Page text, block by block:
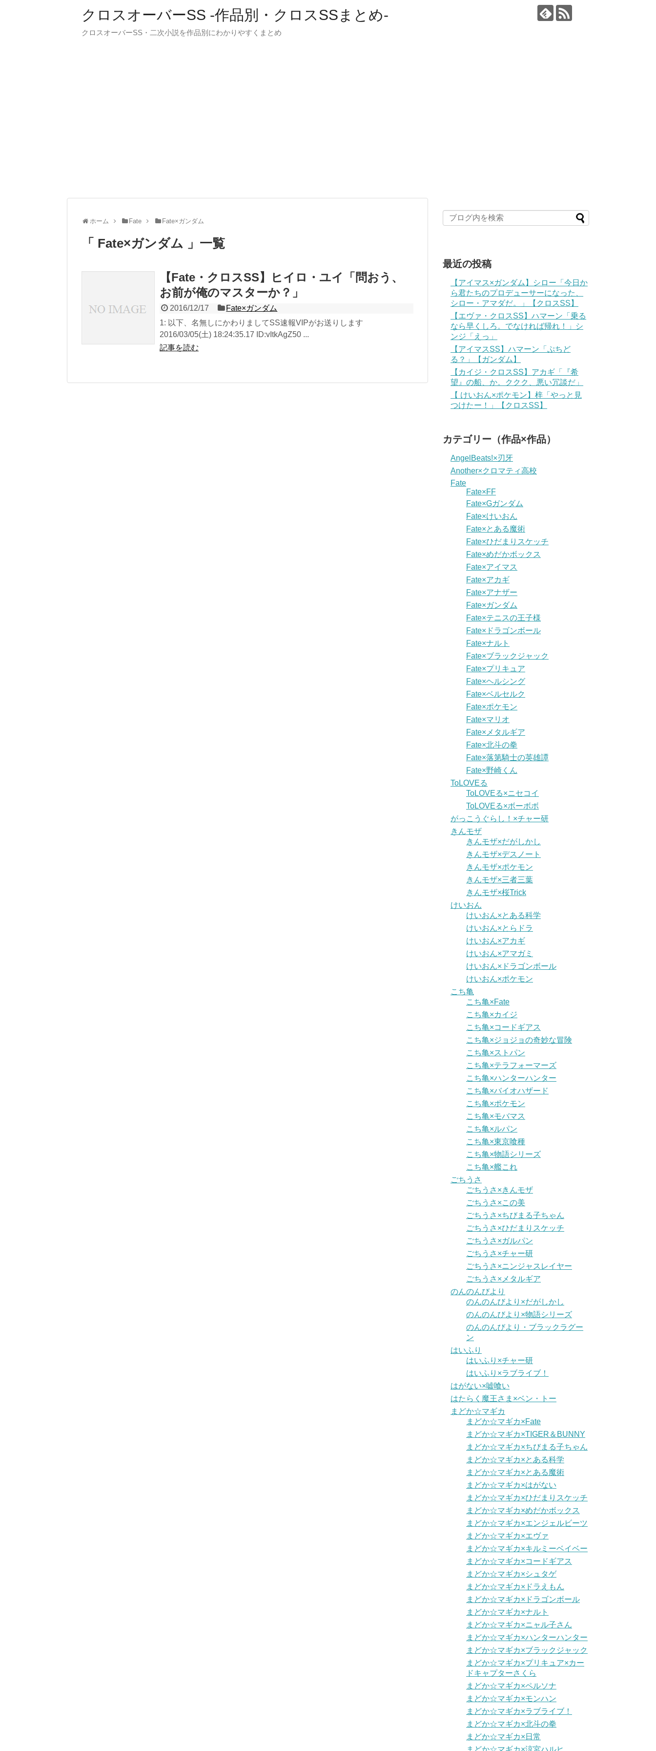
クロスオーバーSS -作品別・クロスSSまとめ-
クロスオーバーSS・二次小説を作品別にわかりやすくまとめ
ホーム Fate Fate×ガンダム
「 Fate×ガンダム 」一覧
【Fate・クロスSS】ヒイロ・ユイ「問おう、
お前が俺のマスターか？」
2016/12/17
Fate×ガンダム
1: 以下、名無しにかわりましてSS速報VIPがお送りします
2016/03/05(土) 18:24:35.17 ID:vItkAgZ50 ...
記事を読む
最近の投稿
【アイマス×ガンダム】シロー「今日か
ら君たちのプロデューサーになった、
シロー・アマダだ。」【クロスSS】
【エヴァ・クロスSS】ハマーン「乗る
なら早くしろ。でなければ帰れ！」シ
ンジ「えっ」
【アイマスSS】ハマーン「ぷちど
る？」【ガンダム】
【カイジ・クロスSS】アカギ「『希
望』の船、か。ククク、悪い冗談だ」
【 けいおん×ポケモン】梓「やっと見
つけたー！」【クロスSS】
カテゴリー（作品×作品）
AngelBeats!×刃牙
Another×クロマティ高校
Fate
Fate×FF
Fate×Gガンダム
Fate×けいおん
Fate×とある魔術
Fate×ひだまりスケッチ
Fate×めだかボックス
Fate×アイマス
Fate×アカギ
Fate×アナザー
Fate×ガンダム
Fate×テニスの王子様
Fate×ドラゴンボール
Fate×ナルト
Fate×ブラックジャック
Fate×プリキュア
Fate×ヘルシング
Fate×ベルセルク
Fate×ポケモン
Fate×マリオ
Fate×メタルギア
Fate×北斗の拳
Fate×落第騎士の英雄譚
Fate×野崎くん
ToLOVEる
ToLOVEる×ニセコイ
ToLOVEる×ボーボボ
がっこうぐらし！×チャー研
きんモザ
きんモザ×だがしかし
きんモザ×デスノート
きんモザ×ポケモン
きんモザ×三者三葉
きんモザ×桜Trick
けいおん
けいおん×とある科学
けいおん×とらドラ
けいおん×アカギ
けいおん×アマガミ
けいおん×ドラゴンボール
けいおん×ポケモン
こち亀
こち亀×Fate
こち亀×カイジ
こち亀×コードギアス
こち亀×ジョジョの奇妙な冒険
こち亀×ストパン
こち亀×テラフォーマーズ
こち亀×ハンターハンター
こち亀×バイオハザード
こち亀×ポケモン
こち亀×モバマス
こち亀×ルパン
こち亀×東京喰種
こち亀×物語シリーズ
こち亀×艦これ
ごちうさ
ごちうさ×きんモザ
ごちうさ×この美
ごちうさ×ちびまる子ちゃん
ごちうさ×ひだまりスケッチ
ごちうさ×ガルパン
ごちうさ×チャー研
ごちうさ×ニンジャスレイヤー
ごちうさ×メタルギア
のんのんびより
のんのんびより×だがしかし
のんのんびより×物語シリーズ
のんのんびより・ブラックラグー
ン
はいふり
はいふり×チャー研
はいふり×ラブライブ！
はがない×嘘喰い
はたらく魔王さま×ベン・トー
まどか☆マギカ
まどか☆マギカ×Fate
まどか☆マギカ×TIGER＆BUNNY
まどか☆マギカ×ちびまる子ちゃん
まどか☆マギカ×とある科学
まどか☆マギカ×とある魔術
まどか☆マギカ×はがない
まどか☆マギカ×ひだまりスケッチ
まどか☆マギカ×めだかボックス
まどか☆マギカ×エンジェルビーツ
まどか☆マギカ×エヴァ
まどか☆マギカ×キルミーベイベー
まどか☆マギカ×コードギアス
まどか☆マギカ×シュタゲ
まどか☆マギカ×ドラえもん
まどか☆マギカ×ドラゴンボール
まどか☆マギカ×ナルト
まどか☆マギカ×ニャル子さん
まどか☆マギカ×ハンターハンター
まどか☆マギカ×ブラックジャック
まどか☆マギカ×プリキュア×カー
ドキャプターさくら
まどか☆マギカ×ペルソナ
まどか☆マギカ×モンハン
まどか☆マギカ×ラブライブ！
まどか☆マギカ×北斗の拳
まどか☆マギカ×日常
まどか☆マギカ×涼宮ハルヒ